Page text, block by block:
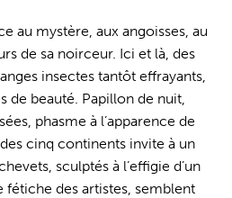
au mystère, aux angoisses, au
de sa noirceur. Ici et là, des
insectes tantôt effrayants,
de beauté. Papillon de nuit,
phasme à l’apparence de
cinq continents invite à un
sculptés à l’effigie d’un
des artistes, semblent